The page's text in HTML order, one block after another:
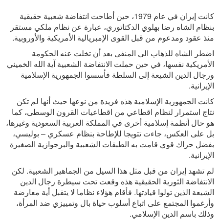
كانت إيران في عام 1979، حين أطاحت انتفاضة شعبية حقيقية
بنظام الشاه رضا بهلوي الدكتاتوري، عبارة عن نظام ملكي مستقر
منذ عقود ومدعوم من قبل القوى الإمبريالية الأمريكية والأوروبية.
اضطر الشاه للذهاب الى المنفى بعد أن تخلت عنه الحكومة
الأمريكية نفسها، في حين حملت الانتفاضة الشعبية آية الله الخميني
ورجال الدين الشيعة إلى السلطة فأسسوا الجمهورية الإسلامية
الإيرانية.
كانت الجمهورية الإسلامية هذه فريدة من نوعها حيث أنها لم تكن
نتاج استمرار لنظام اقطاعي من اقطاعيات القرون الوسطى، كما
هو حال أنظمة إسلامية أخرى في المملكة العربية السعودية وغيرها،
بل على العكس، جاءت تتويجا للإطاحة بنظام عسكري – بوليسي،
بفضل حراك قوي قامت به الطبقات الشعبية والبرجوازية الصغيرة
الإيرانية.
لم تشهد إيران من قبل مثل هذا السيل من الجماهير الشعبية. لكن
الانتفاضة الثورية الحقيقية هذه وقعت تحت سيطرة رجال الدين
الشيعة الذين تولوا قيادتها. فأقام هؤلاء نظاما لا يتقبل أية معارضة
وأرغموا المجتمع على اتباع أسلوب حياة بال وتمييزي ضد المرأة،
وذلك باسم الدين الإسلامي.